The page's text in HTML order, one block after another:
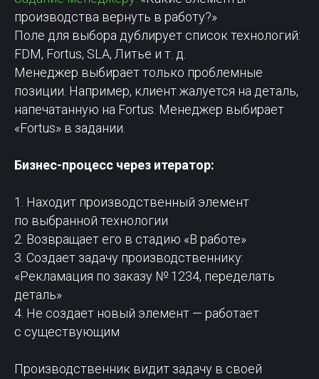
производства вернуть в работу?»
Поле для выбора дублирует список технологий:
FDM, Fortus, SLA, Литье и т. д.
Менеджер выбирает только проблемные
позиции. Например, клиент жалуется на деталь,
напечатанную на Fortus. Менеджер выбирает
«Fortus» в задании.
Бизнес-процесс через итератор:
1. Находит производственный элемент
по выбранной технологии
2. Возвращает его в стадию «В работе»
3. Создает задачу производственнику:
«Рекламация по заказу № 1234, переделать
деталь»
4. Не создает новый элемент — работает
с существующим
Производственник видит задачу в своей